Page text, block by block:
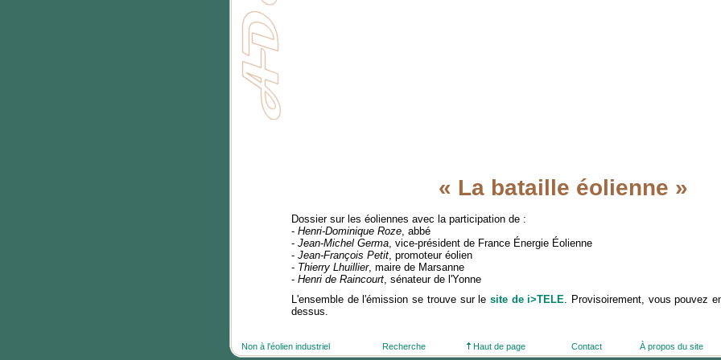
« La bataille éolienne »
Dossier sur les éoliennes avec la participation de :
- Henri-Dominique Roze, abbé
- Jean-Michel Germa, vice-président de France Énergie Éolienne
- Jean-François Petit, promoteur éolien
- Thierry Lhuillier, maire de Marsanne
- Henri de Raincourt, sénateur de l'Yonne
L'ensemble de l'émission se trouve sur le site de i>TELE. Provisoirement, vous pouvez
dessus.
Non à l'éolien industriel Haut de page
Recherche Contact À propos du site